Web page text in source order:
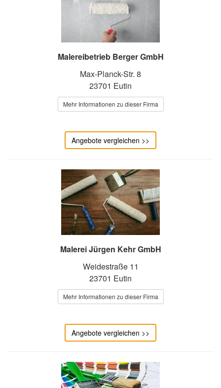
Malereibetrieb Berger GmbH
Max-Planck-Str. 8
23701 Eutin
Mehr Informationen zu dieser Firma
Angebote vergleichen >>
Malerei Jürgen Kehr GmbH
Weidestraße 11
23701 Eutin
Mehr Informationen zu dieser Firma
Angebote vergleichen >>